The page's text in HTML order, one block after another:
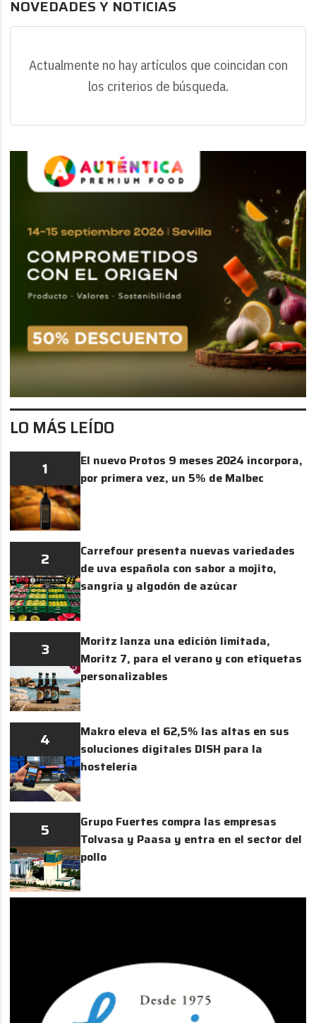
NOVEDADES Y NOTICIAS
Actualmente no hay artículos que coincidan con
los criterios de búsqueda.
LO MÁS LEÍDO
1
El nuevo Protos 9 meses 2024 incorpora,
por primera vez, un 5% de Malbec
2
Carrefour presenta nuevas variedades
de uva española con sabor a mojito,
sangría y algodón de azúcar
3
Moritz lanza una edición limitada,
Moritz 7, para el verano y con etiquetas
personalizables
4
Makro eleva el 62,5% las altas en sus
soluciones digitales DISH para la
hostelería
5
Grupo Fuertes compra las empresas
Tolvasa y Paasa y entra en el sector del
pollo